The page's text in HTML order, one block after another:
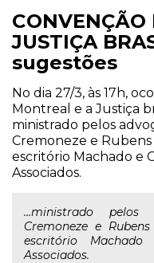
CONVENÇÃO
JUSTIÇA
sugestões
No dia 27/3, às 17h,
Montreal e a Justiça
ministrado pelos
Cremoneze e Rubens
escritório Machado e
Associados.
...ministrado pelos
Cremoneze e
escritório
Associados.